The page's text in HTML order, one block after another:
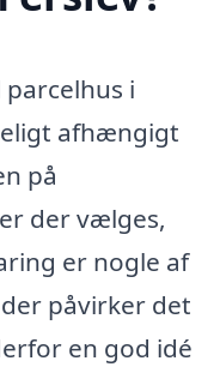
i
afhængigt
på
der vælges,
er nogle af
påvirker det
en god idé